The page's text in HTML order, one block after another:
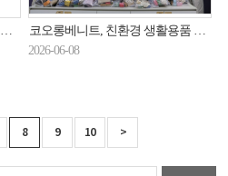
코오롱베니트, 친환경 생활용품 키트 나눔 봉사 진행
2026-06-08
8 9 10 >